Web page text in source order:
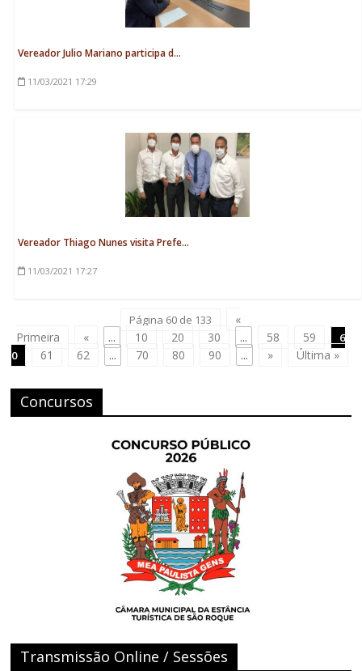
Vereador Julio Mariano participa d...
11/03/2021 17:29
Vereador Thiago Nunes visita Prefe...
11/03/2021 17:27
Página 60 de 133
«
Primeira
« ... 10 20 30 ... 58 59
6
0
61 62 ... 70 80 90 ... » Última »
Concursos
Transmissão Online / Sessões